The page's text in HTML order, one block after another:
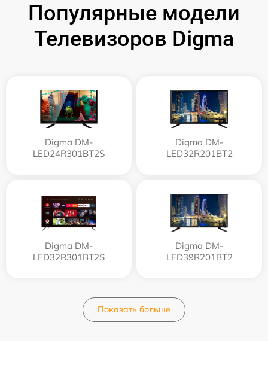
Популярные модели
Телевизоров Digma
Digma DM-
LED24R301BT2S
Digma DM-
LED32R201BT2
Digma DM-
LED32R301BT2S
Digma DM-
LED39R201BT2
Показать больше